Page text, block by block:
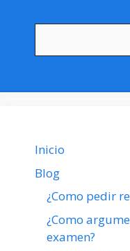
Inicio
Blog
¿Como pedir
¿Como
examen?